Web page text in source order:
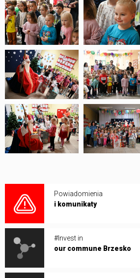
Powiadomienia
i komunikaty
#Invest in
our commune Brzesko